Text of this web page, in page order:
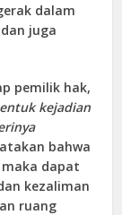
dalam
juga
pemilik hak,
kejadian
bahwa
dapat
kezaliman
ruang